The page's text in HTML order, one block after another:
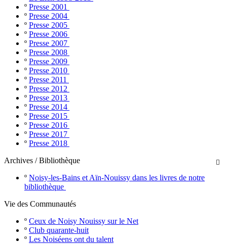
º Presse 2001
º Presse 2004
º Presse 2005
º Presse 2006
º Presse 2007
º Presse 2008
º Presse 2009
º Presse 2010
º Presse 2011
º Presse 2012
º Presse 2013
º Presse 2014
º Presse 2015
º Presse 2016
º Presse 2017
º Presse 2018

Archives / Bibliothèque
º Noisy-les-Bains et Aïn-Nouissy dans les livres de notre
bibliothèque
Vie des Communautés
º Ceux de Noisy Nouissy sur le Net
º Club quarante-huit
º Les Noiséens ont du talent